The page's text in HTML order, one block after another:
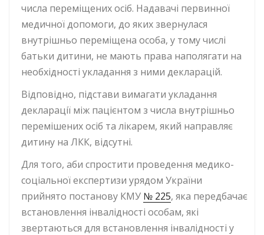
числа переміщених осіб. Надавачі первинної
медичної допомоги, до яких звернулася
внутрішньо переміщена особа, у тому числі
батьки дитини, не мають права наполягати на
необхідності укладання з ними декларацій.
Відповідно, підстави вимагати укладання
декларації між пацієнтом з числа внутрішньо
перемішених осіб та лікарем, який направляє
дитину на ЛКК, відсутні.
Для того, аби спростити проведення медико-
соціальної експертизи урядом України
прийнято постанову КМУ № 225, яка передбачає
встановлення інвалідності особам, які
звертаються для встановлення інвалідності у